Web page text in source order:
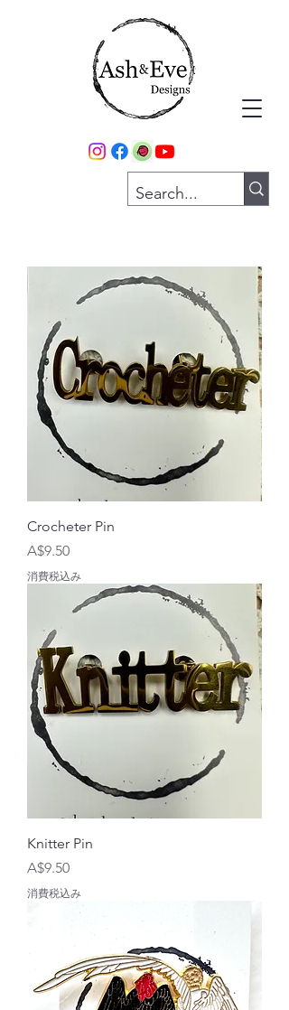
Crocheter Pin
価格
A$9.50
消費税込み
Knitter Pin
価格
A$9.50
消費税込み